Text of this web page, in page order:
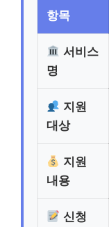
항목
서비스
명
지원
대상
지원
내용
신청